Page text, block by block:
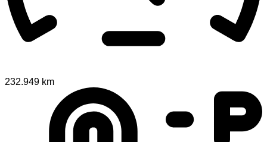
232.949 km